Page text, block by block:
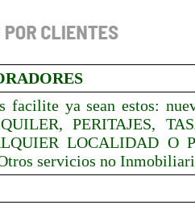
facilite ya sean estos:
PERITAJES,
LOCALIDAD O
servicios no